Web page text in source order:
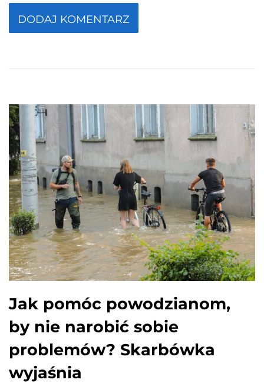
Jak pomóc powodzianom,
by nie narobić sobie
problemów? Skarbówka
wyjaśnia